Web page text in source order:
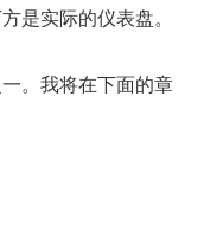
是实际的仪表盘。
。我将在下面的章